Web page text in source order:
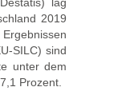
2019
SILC) sind
unter dem
Prozent.